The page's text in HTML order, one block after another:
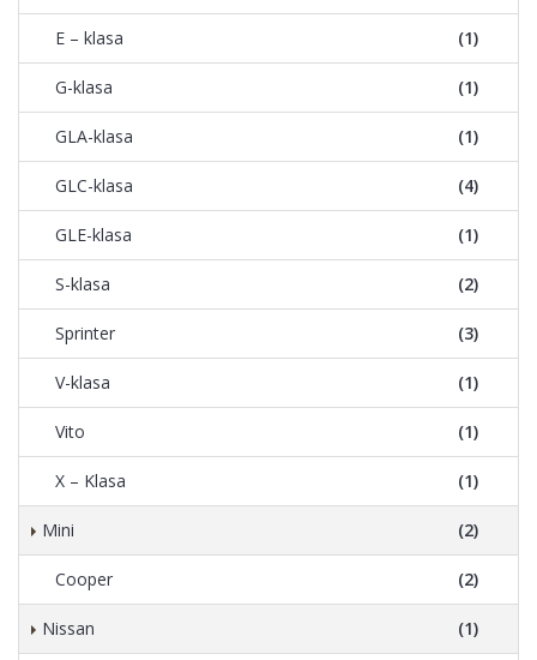
E – klasa (1)
G-klasa (1)
GLA-klasa (1)
GLC-klasa (4)
GLE-klasa (1)
S-klasa (2)
Sprinter (3)
V-klasa (1)
Vito (1)
X – Klasa (1)
Mini (2)
Cooper (2)
Nissan (1)